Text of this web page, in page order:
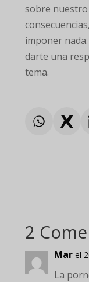
sobre
imponer
darte una
tema.
2
Mar el
La